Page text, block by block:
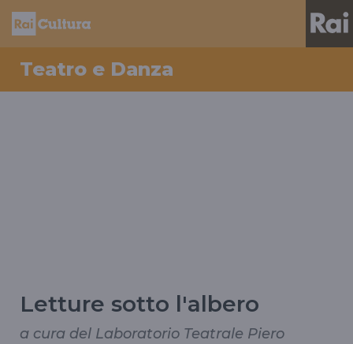
Teatro e Danza
Letture sotto l'albero
a cura del Laboratorio Teatrale Piero